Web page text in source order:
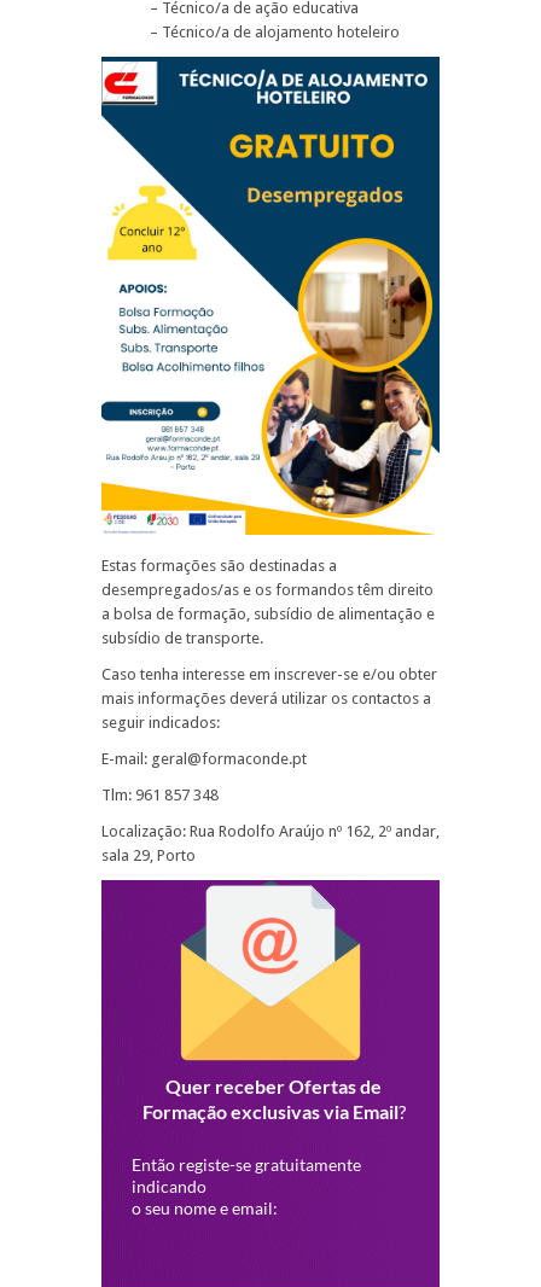
– Técnico/a de ação educativa
– Técnico/a de alojamento hoteleiro
Estas formações são destinadas a
desempregados/as e os formandos têm direito
a bolsa de formação, subsídio de alimentação e
subsídio de transporte.
Caso tenha interesse em inscrever-se e/ou obter
mais informações deverá utilizar os contactos a
seguir indicados:
E-mail: geral@formaconde.pt
Tlm: 961 857 348
Localização: Rua Rodolfo Araújo nº 162, 2º andar,
sala 29, Porto